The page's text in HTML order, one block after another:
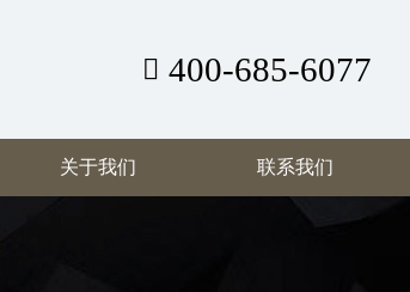
400-685-6077
关于我们 联系我们